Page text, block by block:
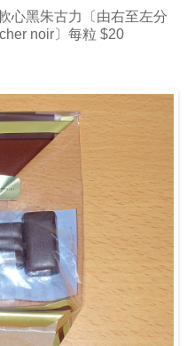
心黑朱古力〔由右至左分
noir〕每粒 $20